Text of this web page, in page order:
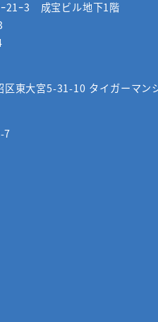
21ｰ3 成宝ビル地下1階
区東大宮5-31-10 タイガーマン
7